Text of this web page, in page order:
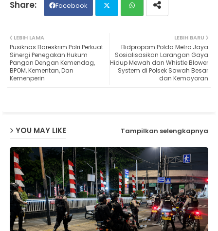
Facebook
ter ats
ap
LEBIH BARU
Bidpropam Polda Metro Jaya
Sosialisasikan Larangan Gaya
Hidup Mewah dan Whistle Blower
System di Polsek Sawah Besar
dan Kemayoran
LEBIH LAMA
Pusiknas Bareskrim Polri Perkuat
Sinergi Penegakan Hukum
Pangan Dengan Kemendag,
BPOM, Kementan, Dan
Kemenperin
YOU MAY LIKE Tampilkan selengkapnya